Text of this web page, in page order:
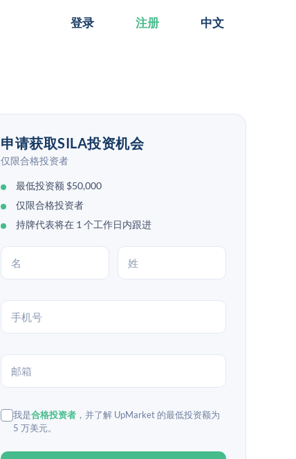
登录 注册 中文
申请获取SILA投资机会
仅限合格投资者
最低投资额 $50,000
仅限合格投资者
持牌代表将在 1 个工作日内跟进
我是合格投资者 ，并了解 UpMarket 的最低投资额为
5 万美元。